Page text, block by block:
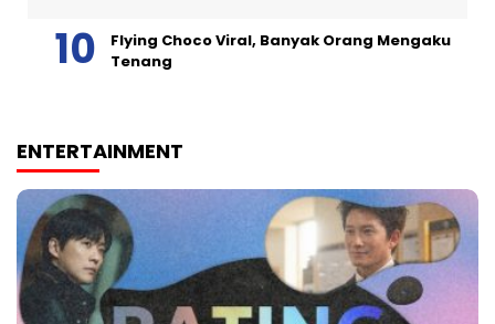
Flying Choco Viral, Banyak Orang Mengaku
Tenang
ENTERTAINMENT